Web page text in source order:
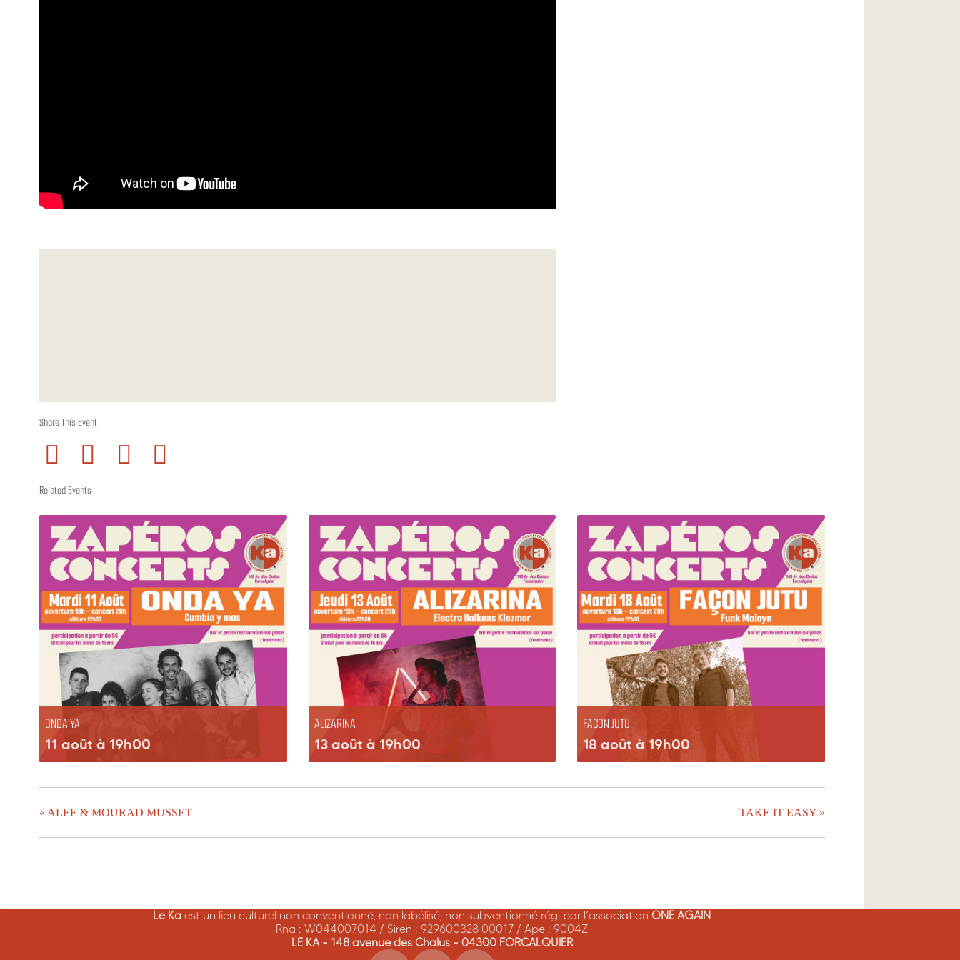
Share This Event
Related Events
ONDA YA
11 août à 19h00
ALIZARINA
13 août à 19h00
FACON JUTU
18 août à 19h00
« ALEE & MOURAD MUSSET TAKE IT EASY »
Le Kaest un lieu culturel non conventionné, non labélisé, non subventionné régi par l’associationONE AGAIN
Rna : W044007014 / Siren : 929600328 00017 / Ape : 9004Z
LE KA - 148 avenue des Chalus - 04300 FORCALQUIER